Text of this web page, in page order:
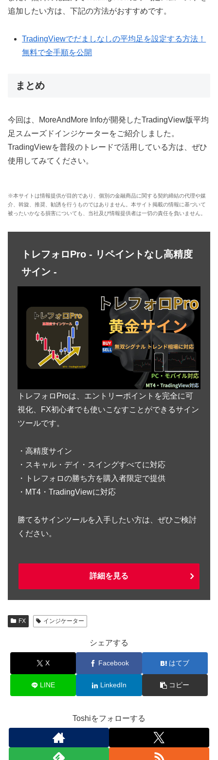
追加したい方は、下記の方法がおすすめです。
TradingViewでだましなしの平均足を設定する方法！
無料で全手順を公開
まとめ
今回は、MoreAndMore Infoが開発したTradingView版平均
足スムーズドインジケーターをご紹介しました。
TradingViewを普段のトレードで活用している方は、ぜひ
使用してみてください。
※本サイトは情報提供が目的であり、個別の金融商品に関する契約締結の代理や媒
介、斡旋、推奨、勧誘を行うものではありません。本サイト掲載の情報に基づいて
被ったいかなる損害についても、当社及び情報提供者は一切の責任を負いません。
トレフォロPro - リペイントなし高精度
サイン -
トレフォロProは、エントリーポイントを完全に可
視化、FX初心者でも使いこなすことができるサイン
ツールです。
・高精度サイン
・スキャル・デイ・スイングすべてに対応
・トレフォロの勝ち方を購入者限定で提供
・MT4・TradingViewに対応
勝てるサインツールを入手したい方は、ぜひご検討
ください。
詳細を見る
FX インジケーター
シェアする
X Facebook はてブ
LINE LinkedIn コピー
Toshiをフォローする